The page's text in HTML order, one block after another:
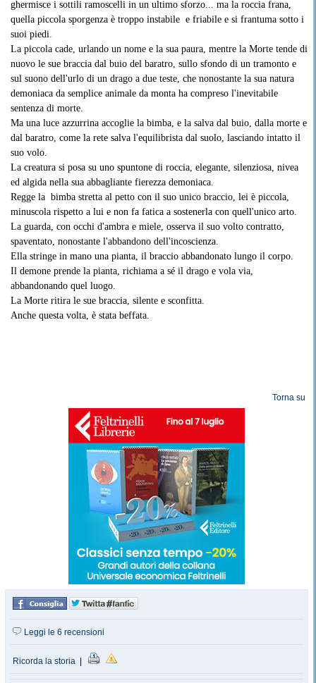
ghermisce i sottili ramoscelli in un ultimo sforzo... ma la roccia frana,
quella piccola sporgenza è troppo instabile e friabile e si frantuma sotto i
suoi piedi.
La piccola cade, urlando un nome e la sua paura, mentre la Morte tende di
nuovo le sue braccia dal buio del baratro, sullo sfondo di un tramonto e
sul suono dell'urlo di un drago a due teste, che nonostante la sua natura
demoniaca da semplice animale da monta ha compreso l'inevitabile
sentenza di morte.
Ma una luce azzurrina accoglie la bimba, e la salva dal buio, dalla morte e
dal baratro, come la rete salva l'equilibrista dal suolo, lasciando intatto il
suo volo.
La creatura si posa su uno spuntone di roccia, elegante, silenziosa, nivea
ed algida nella sua abbagliante fierezza demoniaca.
Regge la bimba stretta al petto con il suo unico braccio, lei è piccola,
minuscola rispetto a lui e non fa fatica a sostenerla con quell'unico arto.
La guarda, con occhi d'ambra e miele, osserva il suo volto contratto,
spaventato, nonostante l'abbandono dell'incoscienza.
Ella stringe in mano una pianta, il braccio abbandonato lungo il corpo.
Il demone prende la pianta, richiama a sé il drago e vola via,
abbandonando quel luogo.
La Morte ritira le sue braccia, silente e sconfitta.
Anche questa volta, è stata beffata.
Torna su
Leggi le 6 recensioni
Ricorda la storia